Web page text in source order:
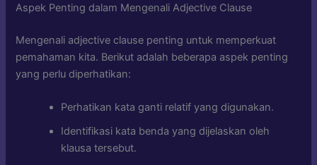
Aspek Penting dalam Mengenali Adjective Clause
Mengenali adjective clause penting untuk memperkuat
pemahaman kita. Berikut adalah beberapa aspek penting
yang perlu diperhatikan:
Perhatikan kata ganti relatif yang digunakan.
Identifikasi kata benda yang dijelaskan oleh
klausa tersebut.